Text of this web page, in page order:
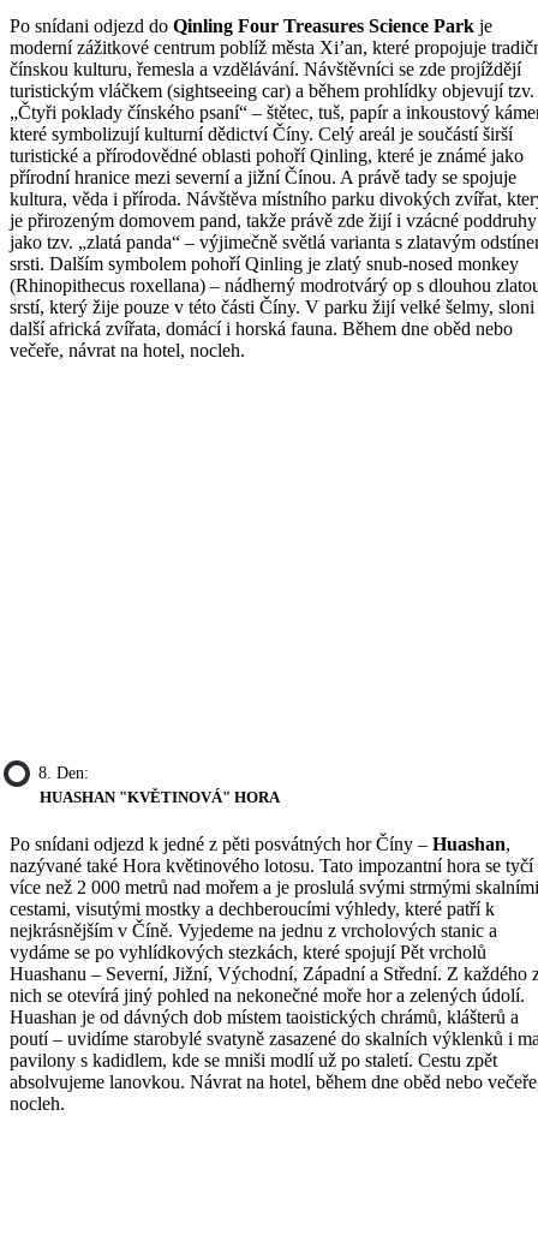
Po snídani odjezd do Qinling Four Treasures Science Park je
moderní zážitkové centrum poblíž města Xi’an, které propojuje
čínskou kulturu, řemesla a vzdělávání. Návštěvníci se zde projíždějí
turistickým vláčkem (sightseeing car) a během prohlídky objevují tzv.
„Čtyři poklady čínského psaní“ – štětec, tuš, papír a inkoustový
které symbolizují kulturní dědictví Číny. Celý areál je součástí širší
turistické a přírodovědné oblasti pohoří Qinling, které je známé jako
přírodní hranice mezi severní a jižní Čínou. A právě tady se spojuje
kultura, věda i příroda. Návštěva místního parku divokých zvířat,
je přirozeným domovem pand, takže právě zde žijí i vzácné poddruhy
jako tzv. „zlatá panda“ – výjimečně světlá varianta s zlatavým
srsti. Dalším symbolem pohoří Qinling je zlatý snub-nosed monkey
(Rhinopithecus roxellana) – nádherný modrotvárý op s dlouhou
srstí, který žije pouze v této části Číny. V parku žijí velké šelmy, sloni
další africká zvířata, domácí i horská fauna. Během dne oběd nebo
večeře, návrat na hotel, nocleh.
8. Den:
HUASHAN "KVĚTINOVÁ" HORA
Po snídani odjezd k jedné z pěti posvátných hor Číny – Huashan,
nazývané také Hora květinového lotosu. Tato impozantní hora se tyčí
více než 2 000 metrů nad mořem a je proslulá svými strmými skalními
cestami, visutými mostky a dechberoucími výhledy, které patří k
nejkrásnějším v Číně. Vyjedeme na jednu z vrcholových stanic a
vydáme se po vyhlídkových stezkách, které spojují Pět vrcholů
Huashanu – Severní, Jižní, Východní, Západní a Střední. Z každého
nich se otevírá jiný pohled na nekonečné moře hor a zelených údolí.
Huashan je od dávných dob místem taoistických chrámů, klášterů a
poutí – uvidíme starobylé svatyně zasazené do skalních výklenků i
pavilony s kadidlem, kde se mniši modlí už po staletí. Cestu zpět
absolvujeme lanovkou. Návrat na hotel, během dne oběd nebo
nocleh.